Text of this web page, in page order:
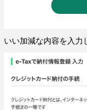
いい加減な内容を入力